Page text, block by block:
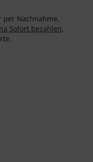
per Nachnahme,
Sofort bezahlen,